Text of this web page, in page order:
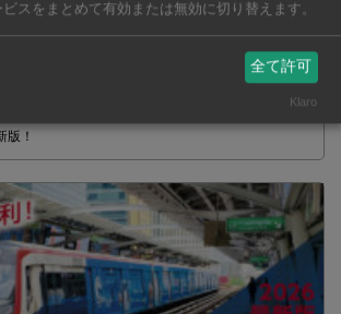
！
ビスをまとめて有効または無効に切り替えます。
全て許可
Klaro